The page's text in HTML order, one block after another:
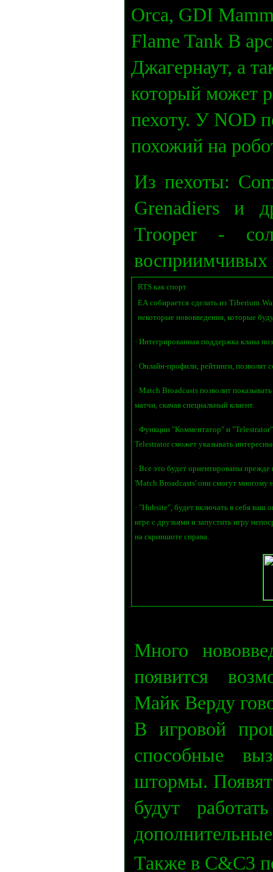
Orca, GDI
Flame Tank В
Джагернаут, а
который может
пехоту. У NOD
похожий на
Из пехоты:
Grenadiers и
Trooper -
восприимчивых
RTS как спорт
EA собирается сделать из Tiberium
некоторые нововведения, которые
· Интегрированная поддержка клана
· Онлайн-профили, рейтинги, позволят
· Match Broadcasts позволит
матчи, скачав специальный клиент.
· Функции "Комментатор" и
Telestrator сможет указывать
· Все это будет ориентированы прежде
'Match Broadcasts' они смогут многому
· "Hubsite", будет включать в себя ваш
игре с друзьями и запустить игру
на скриншоте справа.
Много
появится
Майк Верду
В игровой
способные
штормы.
будут
Также в C&C3